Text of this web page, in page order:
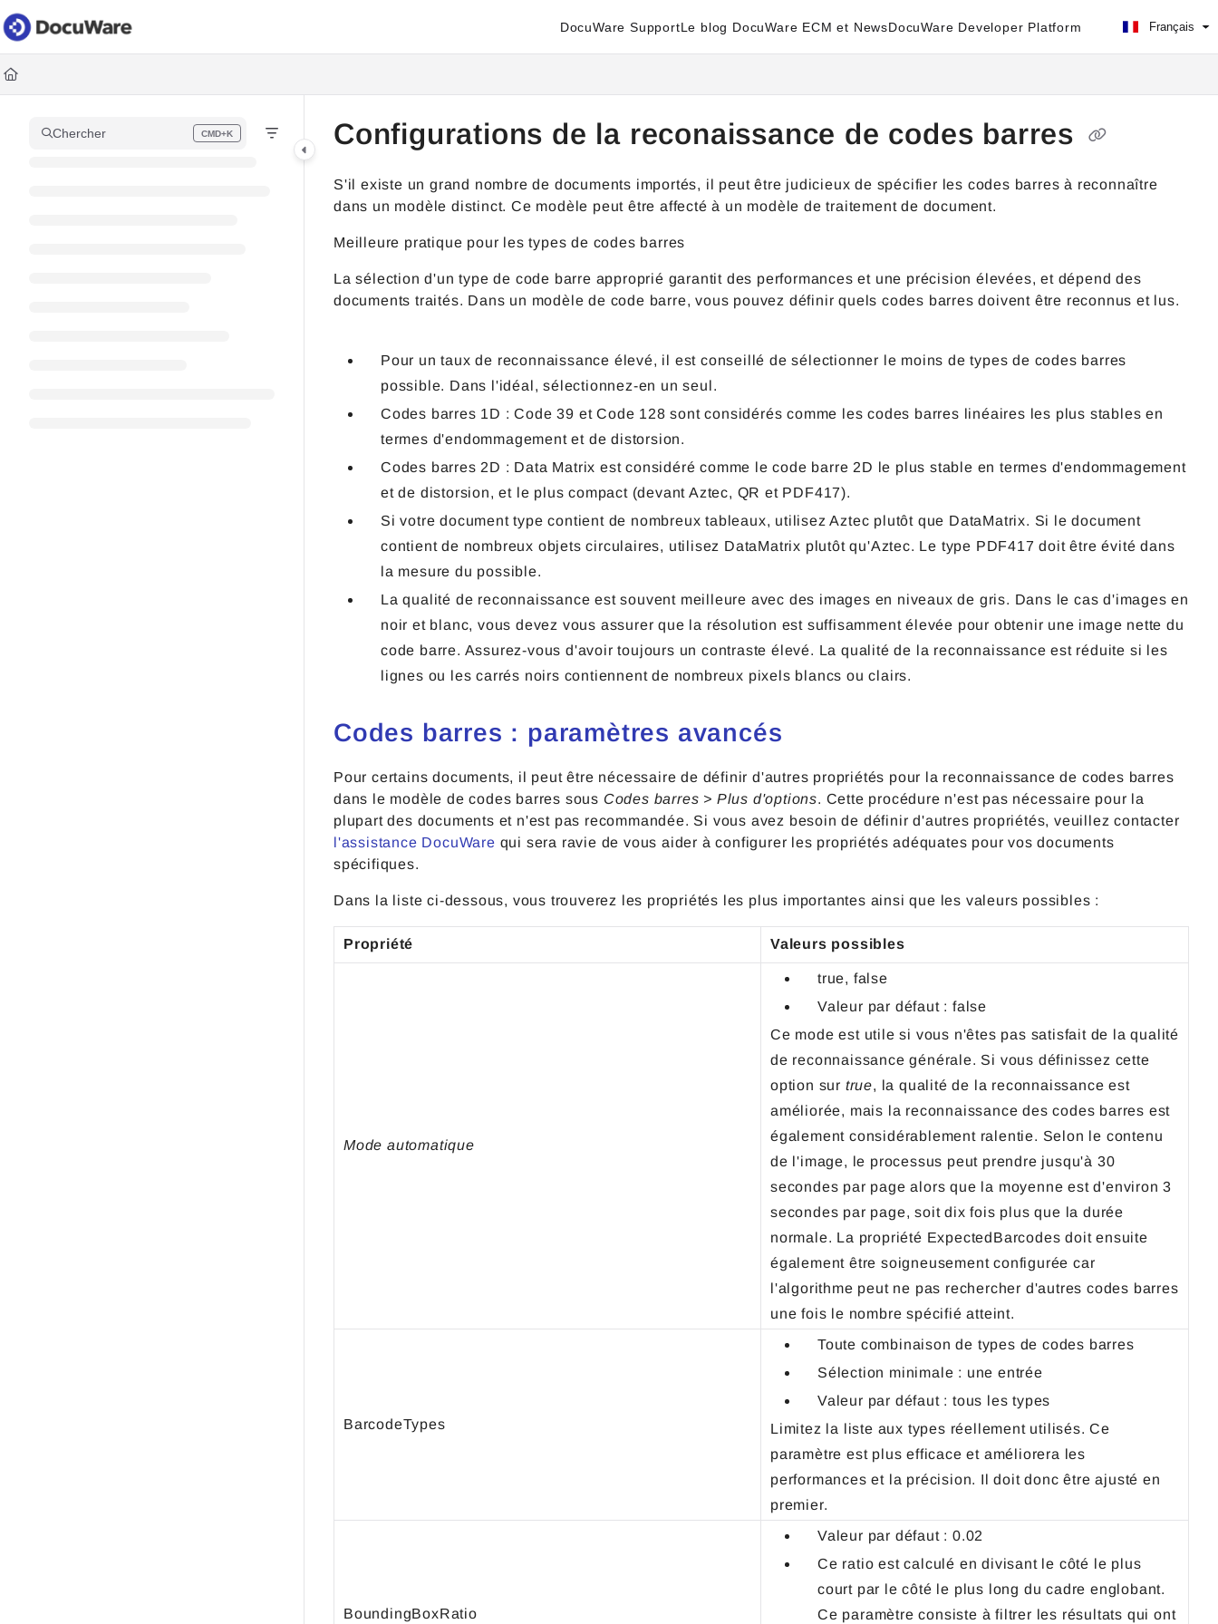
Documentation Index
Fetch the complete documentation index at:
Use this file to discover all available pages before exploring further.
DocuWare SupportLe blog DocuWare ECM et NewsDocuWare Developer Platform Français
Chercher CMD+K
Press CMD+K to open search Configurations de la reconaissance de codes barres
S'il existe un grand nombre de documents importés, il peut être judicieux de spécifier les codes barres à reconnaître
dans un modèle distinct. Ce modèle peut être affecté à un modèle de traitement de document.
Meilleure pratique pour les types de codes barres
La sélection d'un type de code barre approprié garantit des performances et une précision élevées, et dépend des
documents traités. Dans un modèle de code barre, vous pouvez définir quels codes barres doivent être reconnus et lus.
Pour un taux de reconnaissance élevé, il est conseillé de sélectionner le moins de types de codes barres
possible. Dans l'idéal, sélectionnez-en un seul.
Codes barres 1D : Code 39 et Code 128 sont considérés comme les codes barres linéaires les plus stables en
termes d'endommagement et de distorsion.
Codes barres 2D : Data Matrix est considéré comme le code barre 2D le plus stable en termes d'endommagement
et de distorsion, et le plus compact (devant Aztec, QR et PDF417).
Si votre document type contient de nombreux tableaux, utilisez Aztec plutôt que DataMatrix. Si le document
contient de nombreux objets circulaires, utilisez DataMatrix plutôt qu'Aztec. Le type PDF417 doit être évité dans
la mesure du possible.
La qualité de reconnaissance est souvent meilleure avec des images en niveaux de gris. Dans le cas d'images en
noir et blanc, vous devez vous assurer que la résolution est suffisamment élevée pour obtenir une image nette du
code barre. Assurez-vous d'avoir toujours un contraste élevé. La qualité de la reconnaissance est réduite si les
lignes ou les carrés noirs contiennent de nombreux pixels blancs ou clairs.
Codes barres : paramètres avancés
Pour certains documents, il peut être nécessaire de définir d'autres propriétés pour la reconnaissance de codes barres
dans le modèle de codes barres sous Codes barres > Plus d'options. Cette procédure n'est pas nécessaire pour la
plupart des documents et n'est pas recommandée. Si vous avez besoin de définir d'autres propriétés, veuillez contacter
l'assistance DocuWare qui sera ravie de vous aider à configurer les propriétés adéquates pour vos documents
spécifiques.
Dans la liste ci-dessous, vous trouverez les propriétés les plus importantes ainsi que les valeurs possibles :
Propriété Valeurs possibles
Mode automatique
true, false
Valeur par défaut : false
Ce mode est utile si vous n'êtes pas satisfait de la qualité
de reconnaissance générale. Si vous définissez cette
option sur true, la qualité de la reconnaissance est
améliorée, mais la reconnaissance des codes barres est
également considérablement ralentie. Selon le contenu
de l'image, le processus peut prendre jusqu'à 30
secondes par page alors que la moyenne est d'environ 3
secondes par page, soit dix fois plus que la durée
normale. La propriété ExpectedBarcodes doit ensuite
également être soigneusement configurée car
l'algorithme peut ne pas rechercher d'autres codes barres
une fois le nombre spécifié atteint.
BarcodeTypes
Toute combinaison de types de codes barres
Sélection minimale : une entrée
Valeur par défaut : tous les types
Limitez la liste aux types réellement utilisés. Ce
paramètre est plus efficace et améliorera les
performances et la précision. Il doit donc être ajusté en
premier.
BoundingBoxRatio
Valeur par défaut : 0.02
Ce ratio est calculé en divisant le côté le plus
court par le côté le plus long du cadre englobant.
Ce paramètre consiste à filtrer les résultats qui ont